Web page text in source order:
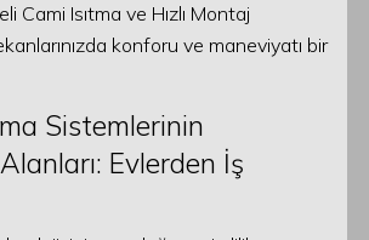
Cami Isıtma ve Hızlı Montaj
konforu ve maneviyatı bir
Sistemlerinin
Evlerden İş